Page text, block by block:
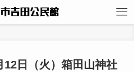
12日（火）箱田山神社